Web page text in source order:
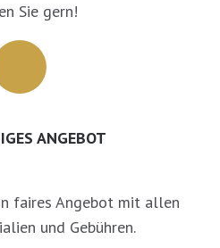
Sie gern!
ANGEBOT
faires Angebot mit allen
und Gebühren.